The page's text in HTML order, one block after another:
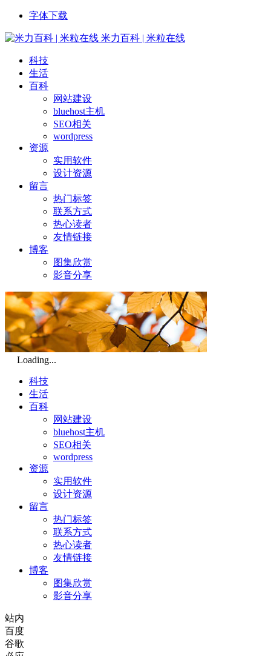
字体下载
米力百科 | 米粒在线
科技
生活
百科
网站建设
bluehost主机
SEO相关
wordpress
资源
实用软件
设计资源
留言
热门标签
联系方式
热心读者
友情链接
博客
图集欣赏
影音分享
Loading...
科技
生活
百科
网站建设
bluehost主机
SEO相关
wordpress
资源
实用软件
设计资源
留言
热门标签
联系方式
热心读者
友情链接
博客
图集欣赏
影音分享
站内
百度
谷歌